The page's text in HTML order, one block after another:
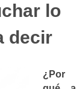
lo
decir
¿Por